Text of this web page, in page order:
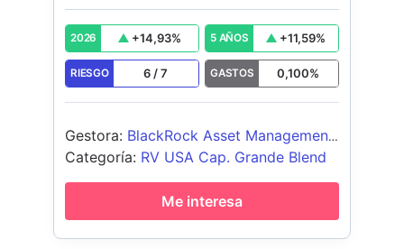
2026 +14,93% 5 AÑOS +11,59%
RIESGO 6 /7 GASTOS 0,100%
Gestora: BlackRock Asset Management
Ireland - ETF
Categoría: RV USA Cap. Grande Blend
Me interesa